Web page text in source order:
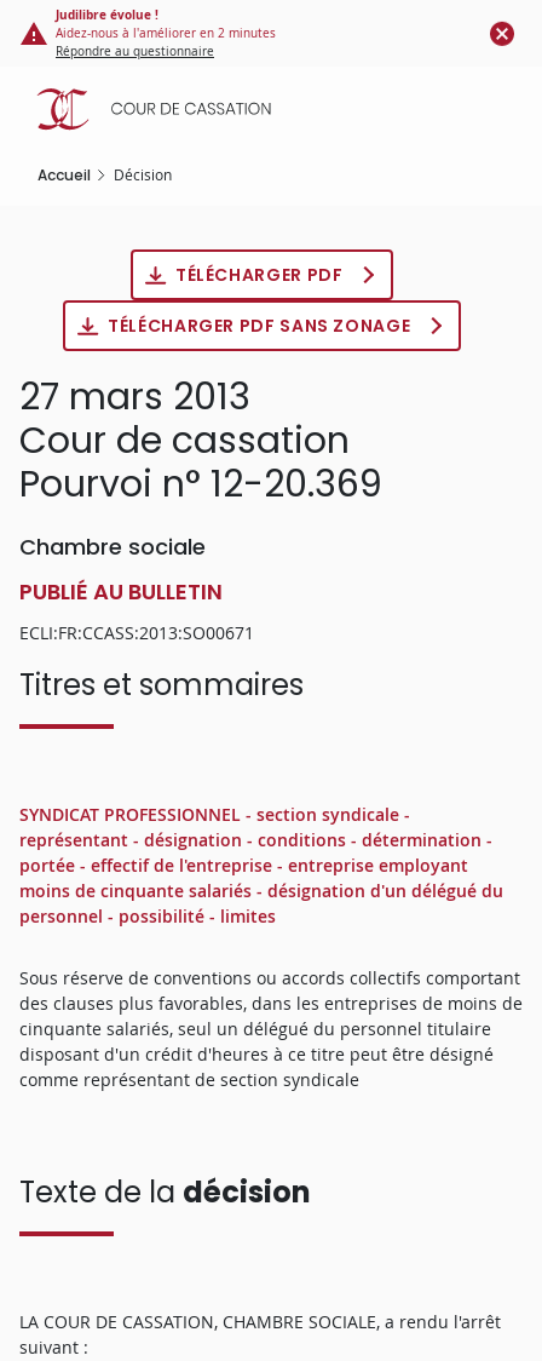
Panneau de gestion des cookies
contenu
principal
Judilibre évolue !
Aidez-nous à l'améliorer en 2 minutes
Répondre au questionnaire
Accueil Décision
TÉLÉCHARGER PDF
TÉLÉCHARGER PDF SANS ZONAGE
27 mars 2013
Cour de cassation
Pourvoi n° 12-20.369
Chambre sociale
PUBLIÉ AU BULLETIN
ECLI:FR:CCASS:2013:SO00671
Titres et sommaires
SYNDICAT PROFESSIONNEL - section syndicale -
représentant - désignation - conditions - détermination -
portée - effectif de l'entreprise - entreprise employant
moins de cinquante salariés - désignation d'un délégué du
personnel - possibilité - limites
Sous réserve de conventions ou accords collectifs comportant
des clauses plus favorables, dans les entreprises de moins de
cinquante salariés, seul un délégué du personnel titulaire
disposant d'un crédit d'heures à ce titre peut être désigné
comme représentant de section syndicale
Texte de la décision
LA COUR DE CASSATION, CHAMBRE SOCIALE, a rendu l'arrêt
suivant :